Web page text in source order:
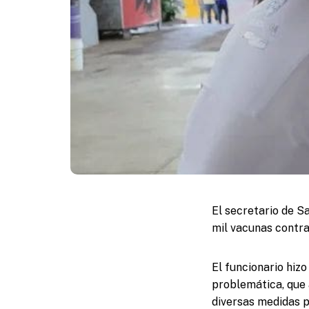
El secretario de
mil vacunas
El funcionario
problemática, que
diversas medidas